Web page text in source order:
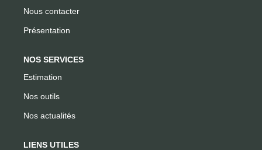
Nous contacter
Présentation
NOS SERVICES
Estimation
Nos outils
Nos actualités
LIENS UTILES